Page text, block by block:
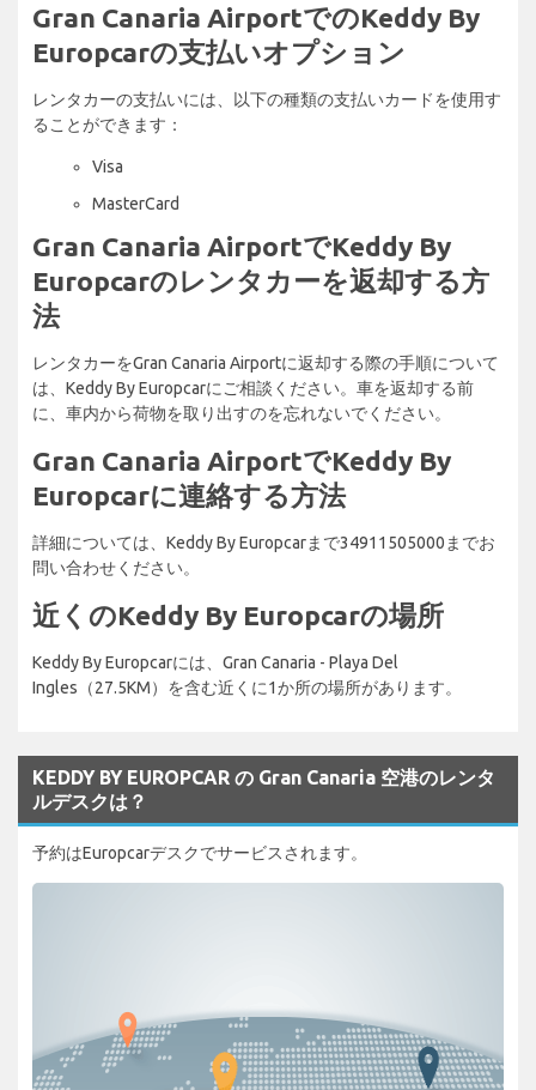
Gran Canaria AirportでのKeddy By
Europcarの支払いオプション
レンタカーの支払いには、以下の種類の支払いカードを使用す
ることができます：
Visa
MasterCard
Gran Canaria AirportでKeddy By
Europcarのレンタカーを返却する方
法
レンタカーをGran Canaria Airportに返却する際の手順について
は、Keddy By Europcarにご相談ください。車を返却する前
に、車内から荷物を取り出すのを忘れないでください。
Gran Canaria AirportでKeddy By
Europcarに連絡する方法
詳細については、Keddy By Europcarまで34911505000までお
問い合わせください。
近くのKeddy By Europcarの場所
Keddy By Europcarには、Gran Canaria - Playa Del
Ingles（27.5KM）を含む近くに1か所の場所があります。
KEDDY BY EUROPCAR の Gran Canaria 空港のレンタ
ルデスクは？
予約はEuropcarデスクでサービスされます。